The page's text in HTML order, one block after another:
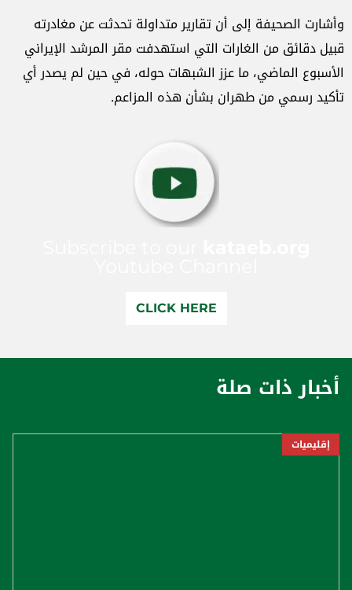
وأشارت الصحيفة إلى أن تقارير متداولة تحدثت عن مغادرته
قبيل دقائق من الغارات التي استهدفت مقر المرشد الإيراني
الأسبوع الماضي، ما عزز الشبهات حوله، في حين لم يصدر أي
تأكيد رسمي من طهران بشأن هذه المزاعم.
CLICK HERE
أخبار ذات صلة
إقليميات